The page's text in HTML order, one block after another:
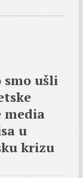
smo ušli
media
u
krizu